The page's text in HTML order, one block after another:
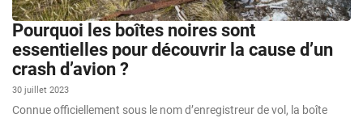
Pourquoi les boîtes noires sont
essentielles pour découvrir la cause d’un
crash d’avion ?
30 juillet 2023
Connue officiellement sous le nom d’enregistreur de vol, la boîte